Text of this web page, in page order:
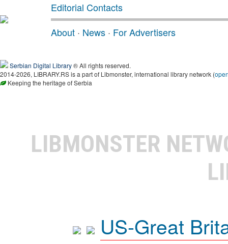
Editorial Contacts
About · News · For Advertisers
Serbian Digital Library® All rights reserved.
2014-2026, LIBRARY.RS is a part of Libmonster, international library network (
Keeping the heritage of Serbia
LIBMONSTER
US-Great